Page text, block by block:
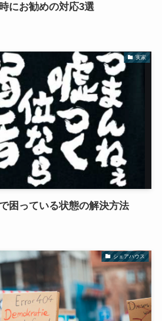
にお勧めの対応3選
実家
困っている状態の解決方法
シェアハウス